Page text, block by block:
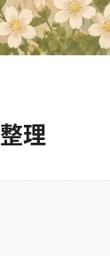
理